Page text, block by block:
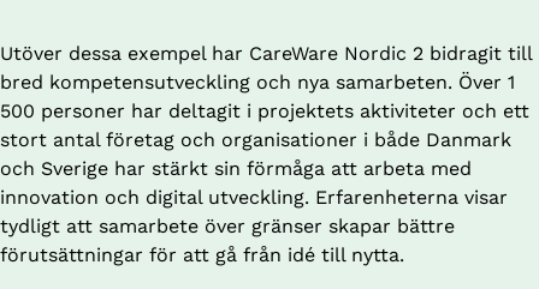
Utöver dessa exempel har CareWare Nordic 2 bidragit till
bred kompetensutveckling och nya samarbeten. Över 1
500 personer har deltagit i projektets aktiviteter och ett
stort antal företag och organisationer i både Danmark
och Sverige har stärkt sin förmåga att arbeta med
innovation och digital utveckling. Erfarenheterna visar
tydligt att samarbete över gränser skapar bättre
förutsättningar för att gå från idé till nytta.